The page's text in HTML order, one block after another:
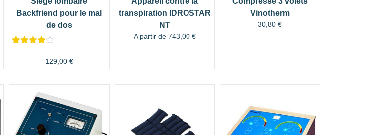
Backfriend pour le mal
de dos
basé sur
client
129,00 €
transpiration IDROSTAR
NT
A partir de 743,00 €
Vinotherm
30,80€